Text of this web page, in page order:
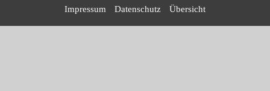
Navigation
Impressum Datenschutz Übersicht